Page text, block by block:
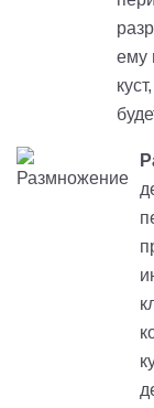
ему